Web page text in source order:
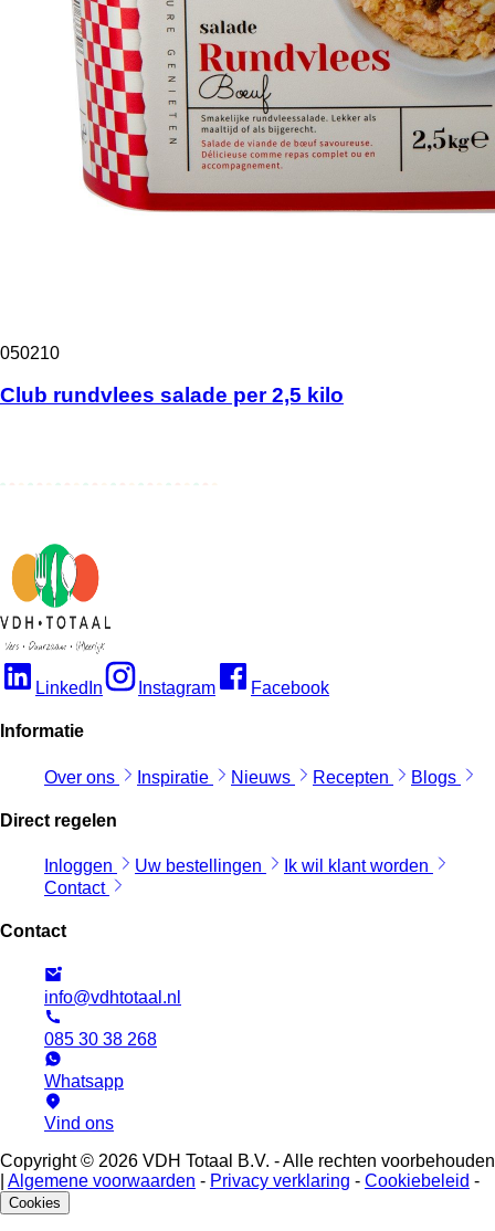
050210
Club rundvlees salade per 2,5 kilo
LinkedIn Instagram Facebook
Informatie
Over ons Inspiratie Nieuws Recepten Blogs
Direct regelen
Inloggen Uw bestellingen
Ik wil klant worden
Contact
Contact
info@vdhtotaal.nl
085 30 38 268
Whatsapp
Vind ons
Copyright © 2026 VDH Totaal B.V. - Alle rechten voorbehouden
Algemene voorwaarden - Privacy verklaring - Cookiebeleid -
Cookies